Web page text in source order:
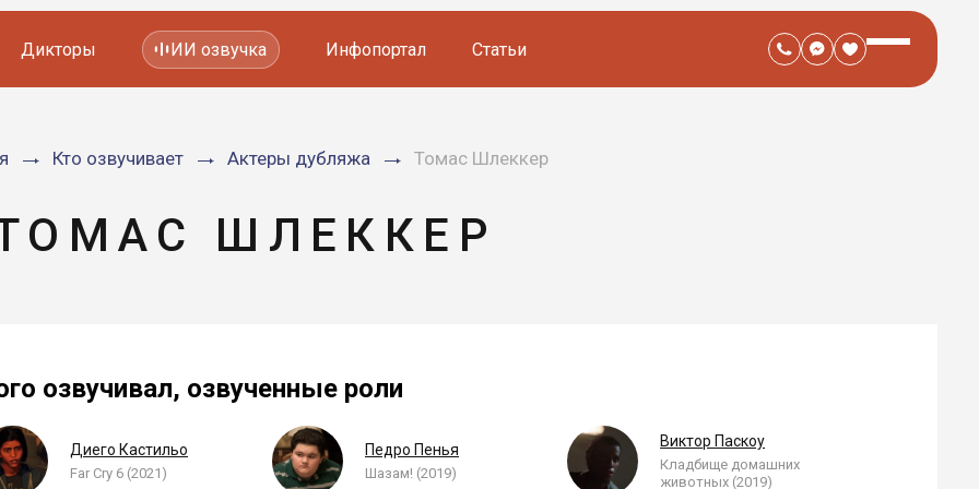
Мультфильмов
Дикторы ИИ озвучка Инфопортал Статьи
Кто озвучивает Актеры дубляжа Томас Шлеккер
ШЛЕККЕР
озвучивал, озвученные роли
Диего Кастильо
Far Cry 6 (2021)
Педро Пенья
Шазам! (2019)
Виктор Паскоу
Кладбище домашних
животных (2019)